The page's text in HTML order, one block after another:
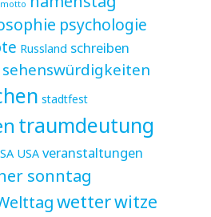
motto
psychologie
Russland schreiben
sehenswürdigkeiten
stadtfest
traumdeutung
USA veranstaltungen
sonntag
wetterwitze